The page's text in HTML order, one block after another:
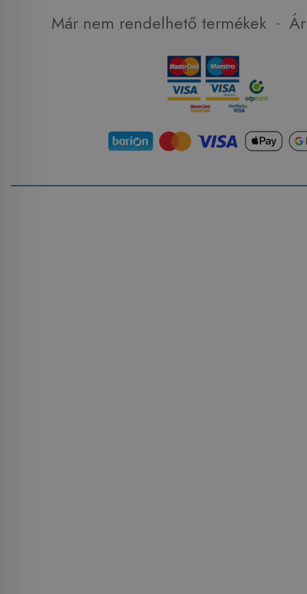
Már nem rendelhető termékek -